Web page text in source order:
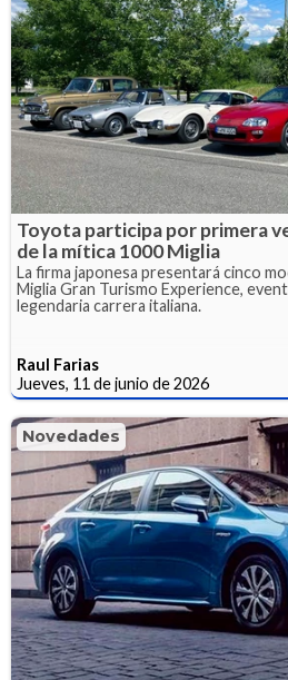
Toyota participa por primera
de la mítica 1000 Miglia
La firma japonesa presentará cinco
Miglia Gran Turismo Experience,
legendaria carrera italiana.
Raul Farias
Jueves, 11 de junio de 2026
Novedades